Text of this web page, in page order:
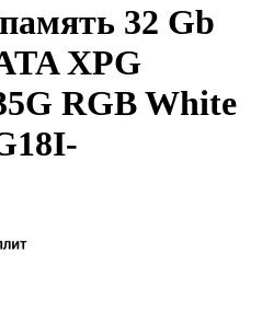
32 Gb
XPG
RGB White